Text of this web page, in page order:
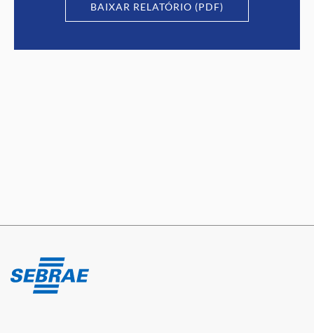
BAIXAR RELATÓRIO (PDF)